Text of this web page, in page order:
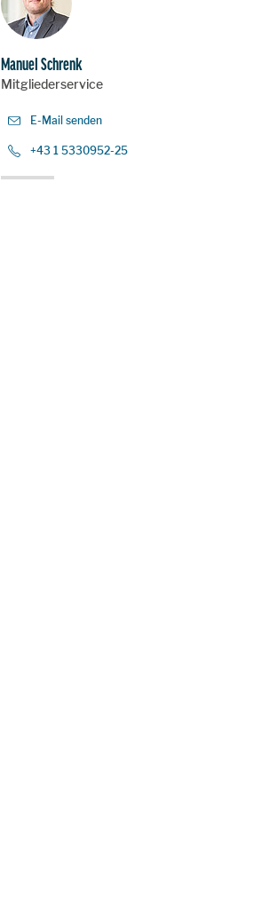
Manuel Schrenk
Mitgliederservice
E-Mail senden
+43 1 5330952-25